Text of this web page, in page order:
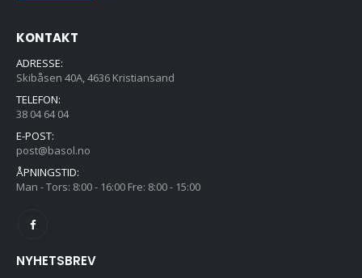
KONTAKT
ADRESSE:
Skibåsen 40A, 4636 Kristiansand
TELEFON:
38 04 64 04
E-POST:
post@basol.no
ÅPNINGSTID:
Man - Tors: 8:00 - 16:00 Fre: 8:00 - 15:00
NYHETSBREV